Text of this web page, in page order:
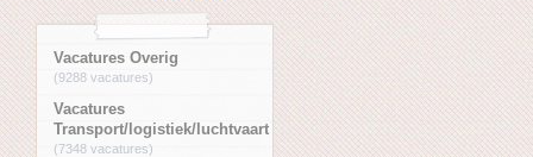
Vacatures Overig
(9288 vacatures)
Vacatures
Transport/logistiek/luchtvaart
(7348 vacatures)